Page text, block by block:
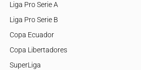
Liga Pro Serie A
Liga Pro Serie B
Copa Ecuador
Copa Libertadores
SuperLiga